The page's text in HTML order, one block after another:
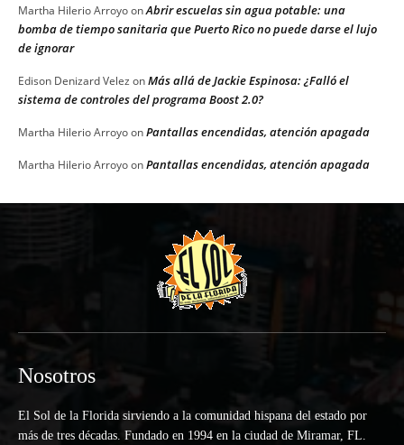
Martha Hilerio ArroyoonAbrir escuelas sin agua potable: una
bomba de tiempo sanitaria que Puerto Rico no puede darse el lujo
de ignorar
Edison Denizard Velez onMás allá de Jackie Espinosa: ¿Falló el
sistema de controles del programa Boost 2.0?
Martha Hilerio ArroyoonPantallas encendidas, atención apagada
Martha Hilerio ArroyoonPantallas encendidas, atención apagada
Nosotros
El Sol de la Florida sirviendo a la comunidad hispana del estado por
más de tres décadas. Fundado en 1994 en la ciudad de Miramar, FL.